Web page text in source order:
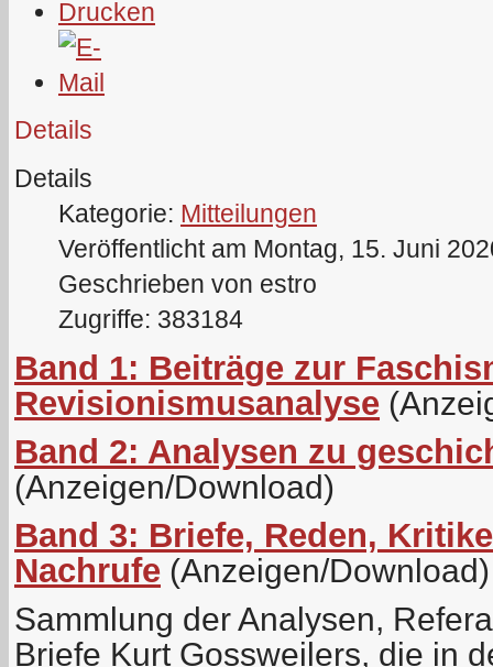
Details
Details
Kategorie: Mitteilungen
Veröffentlicht am Montag, 15. Juni
Geschrieben von estro
Zugriffe: 383184
Band 1: Beiträge zur
Revisionismusanalyse
Band 2: Analysen zu
(Anzeigen/Download)
Band 3: Briefe, Reden,
Nachrufe (Anzeigen/Download)
Sammlung der Analysen,
Briefe Kurt Gossweilers, die in